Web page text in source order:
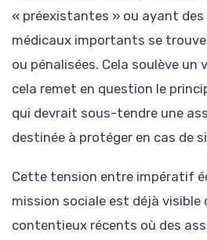
« préexistantes » ou ayant
médicaux importants se
ou pénalisées. Cela soulève un
cela remet en question le
qui devrait sous-tendre une
destinée à protéger en cas de
Cette tension entre impératif
mission sociale est déjà visible
contentieux récents où des